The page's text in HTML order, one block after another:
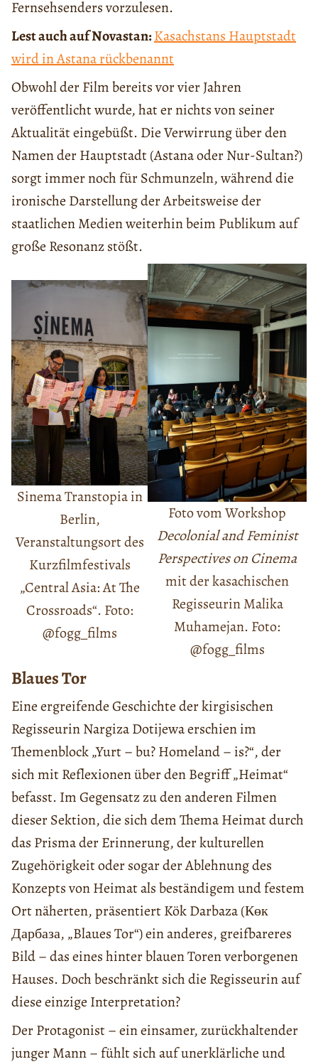
Fernsehsenders vorzulesen.
Lest auch auf Novastan:Kasachstans Hauptstadt
wird in Astana rückbenannt
Obwohl der Film bereits vor vier Jahren
veröffentlicht wurde, hat er nichts von seiner
Aktualität eingebüßt. Die Verwirrung über den
Namen der Hauptstadt (Astana oder Nur-Sultan?)
sorgt immer noch für Schmunzeln, während die
ironische Darstellung der Arbeitsweise der
staatlichen Medien weiterhin beim Publikum auf
große Resonanz stößt.
Sinema Transtopia in
Berlin,
Veranstaltungsort des
Kurzfilmfestivals
„Central Asia: At The
Crossroads“. Foto:
@fogg_films
Foto vom Workshop
Decolonial and Feminist
Perspectives on Cinema
mit der kasachischen
Regisseurin Malika
Muhamejan. Foto:
@fogg_films
Blaues Tor
Eine ergreifende Geschichte der kirgisischen
Regisseurin Nargiza Dotijewa erschien im
Themenblock „Yurt – bu? Homeland – is?“, der
sich mit Reflexionen über den Begriff „Heimat“
befasst. Im Gegensatz zu den anderen Filmen
dieser Sektion, die sich dem Thema Heimat durch
das Prisma der Erinnerung, der kulturellen
Zugehörigkeit oder sogar der Ablehnung des
Konzepts von Heimat als beständigem und festem
Ort näherten, präsentiert Kök Darbaza (Көк
Дарбаза, „Blaues Tor“) ein anderes, greifbareres
Bild – das eines hinter blauen Toren verborgenen
Hauses. Doch beschränkt sich die Regisseurin auf
diese einzige Interpretation?
Der Protagonist – ein einsamer, zurückhaltender
junger Mann – fühlt sich auf unerklärliche und